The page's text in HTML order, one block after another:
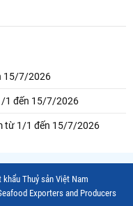
15/7/2026
1 đến 15/7/2026
từ 1/1 đến 15/7/2026
khẩu Thuỷ sản Việt Nam
Exporters and Producers